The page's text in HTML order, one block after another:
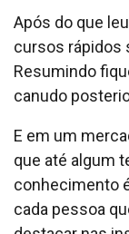
Após do que
cursos rápidos
Resumindo
canudo
E em um
que até algum
conhecimento
cada pessoa